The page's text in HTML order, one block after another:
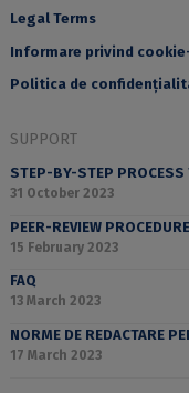
Legal Terms
Informare privind
Politica de
SUPPORT
STEP-BY-STEP
31 October 2023
PEER-REVIEW PROCEDURE
15 February 2023
FAQ
13 March 2023
NORME DE REDACTARE
17 March 2023